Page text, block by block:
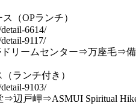
（OPランチ）
6614/
9117/
リームセンター⇒万座毛⇒
ランチ付き）
9103/
⇒辺戸岬⇒ASMUI Spiritual